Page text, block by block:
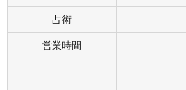
占術
営業時間